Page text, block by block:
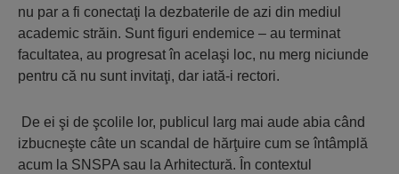
nu par a fi conectaţi la dezbaterile de azi din mediul
academic străin. Sunt figuri endemice – au terminat
facultatea, au progresat în acelaşi loc, nu merg niciunde
pentru că nu sunt invitaţi, dar iată-i rectori.
De ei şi de şcolile lor, publicul larg mai aude abia când
izbucneşte câte un scandal de hărţuire cum se întâmplă
acum la SNSPA sau la Arhitectură. În contextul